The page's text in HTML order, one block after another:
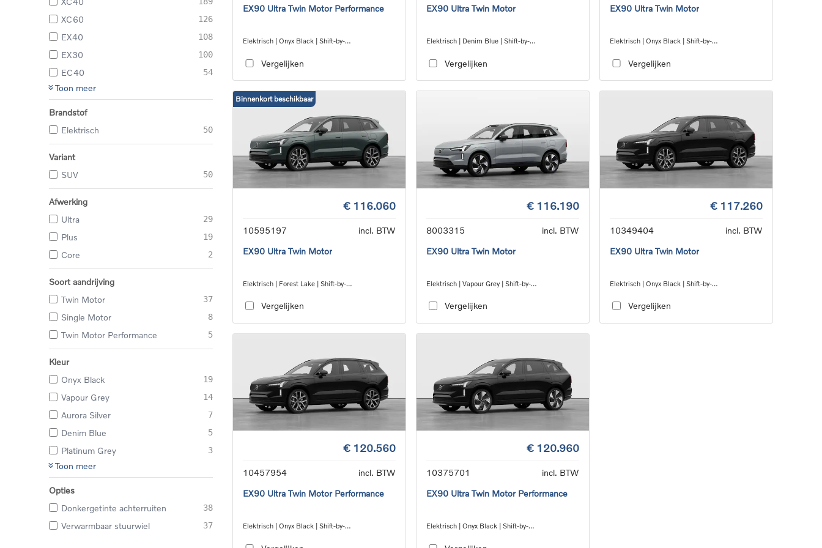
XC60 126
EX40 108
EX30 100
EC40 54
Toon meer
Brandstof
Elektrisch
50
Variant
SUV
50
Afwerking
Ultra
29
Plus 19
Core 2
Soort aandrijving
Twin Motor
37
Single Motor 8
Twin Motor Performance 5
Kleur
Onyx Black
19
Vapour Grey 14
Aurora Silver 7
Denim Blue 5
Platinum Grey 3
Toon meer
Opties
Donkergetinte achterruiten
38
Verwarmbaar stuurwiel 37
EX90 Ultra Twin Motor Performance
Elektrisch | Onyx Black | Shift-by-
Vergelijken
EX90 Ultra Twin Motor
Elektrisch | Denim Blue | Shift-by-
Vergelijken
EX90 Ultra Twin Motor
Elektrisch | Onyx Black | Shift-by-
Vergelijken
Binnenkort beschikbaar
€ 116.060
10595197
incl. BTW
EX90 Ultra Twin Motor
Elektrisch | Forest Lake | Shift-by-
Vergelijken
€ 116.190
8003315
incl. BTW
EX90 Ultra Twin Motor
Elektrisch | Vapour Grey | Shift-by-
Vergelijken
€ 117.260
10349404
incl. BTW
EX90 Ultra Twin Motor
Elektrisch | Onyx Black | Shift-by-
Vergelijken
€ 120.560
10457954
incl. BTW
EX90 Ultra Twin Motor Performance
Elektrisch | Onyx Black | Shift-by-
€ 120.960
10375701
incl. BTW
EX90 Ultra Twin Motor Performance
Elektrisch | Onyx Black | Shift-by-